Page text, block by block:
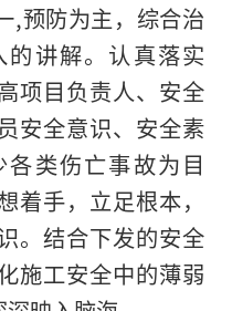
,预防为主，综合治
讲解。认真落实
项目负责人、安全
安全意识、安全素
类伤亡事故为目
着手，立足根本，
。结合下发的安全
施工安全中的薄弱